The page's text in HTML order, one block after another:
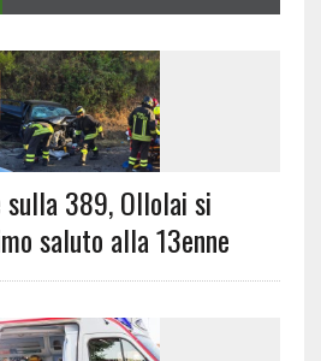
sulla 389, Ollolai si
saluto alla 13enne